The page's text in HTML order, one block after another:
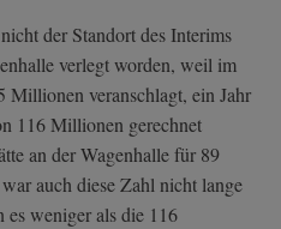
der Standort des Interims
verlegt worden, weil im
Millionen veranschlagt, ein Jahr
116 Millionen gerechnet
an der Wagenhalle für 89
auch diese Zahl nicht lange
es weniger als die 116